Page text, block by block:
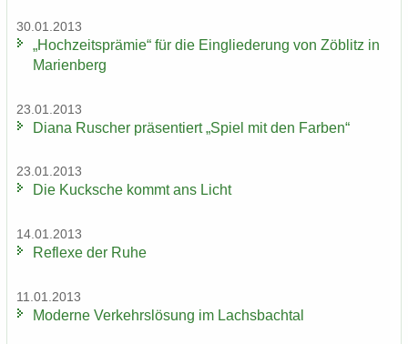
30.01.2013
„Hoch­zeits­prä­mie“ für die Ein­glie­de­rung von Zö­blitz in
Ma­ri­en­berg
23.01.2013
Diana Ru­scher prä­sen­tiert „Spiel mit den Far­ben“
23.01.2013
Die Kuck­sche kommt ans Licht
14.01.2013
Re­fle­xe der Ruhe
11.01.2013
Mo­der­ne Ver­kehrs­lö­sung im Lachs­bach­tal